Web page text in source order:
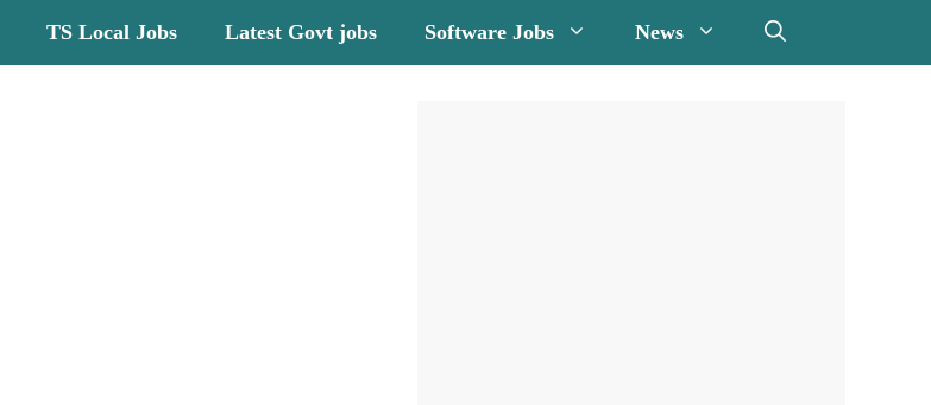
TS Local Jobs Latest Govt jobs Software Jobs News